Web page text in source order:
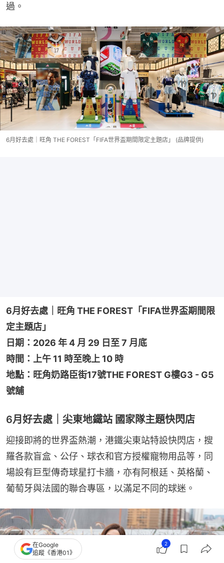
過。
6月好去處｜旺角 THE FOREST「FIFA世界盃期間限定主題店」 (品牌提供)
6月好去處｜旺角 THE FOREST「FIFA世界盃期間限
定主題店」
日期：2026 年 4 月 29 日至 7 月底
時間：上午 11 時至晚上 10 時
地點：旺角奶路臣街17號THE FOREST G樓G3 - G5
號舖
6月好去處｜尖東地鐵站 國家隊主題快閃店
迎接即將的世界盃熱潮，港鐵尖東站特設快閃店，搜
羅各款盲盒、公仔、球衣和官方授權寵物用品等，同
場設有巨型傳奇球星打卡牆，亦有阿根廷、英格蘭、
葡萄牙與法國的聯合專區，以滿足不同的球迷。
在Google
追蹤《香港01》
2